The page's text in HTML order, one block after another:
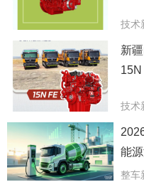
技术
新
技术
能
经
整车